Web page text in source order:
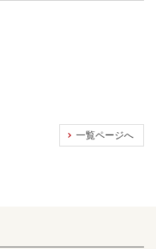
一覧ページへ